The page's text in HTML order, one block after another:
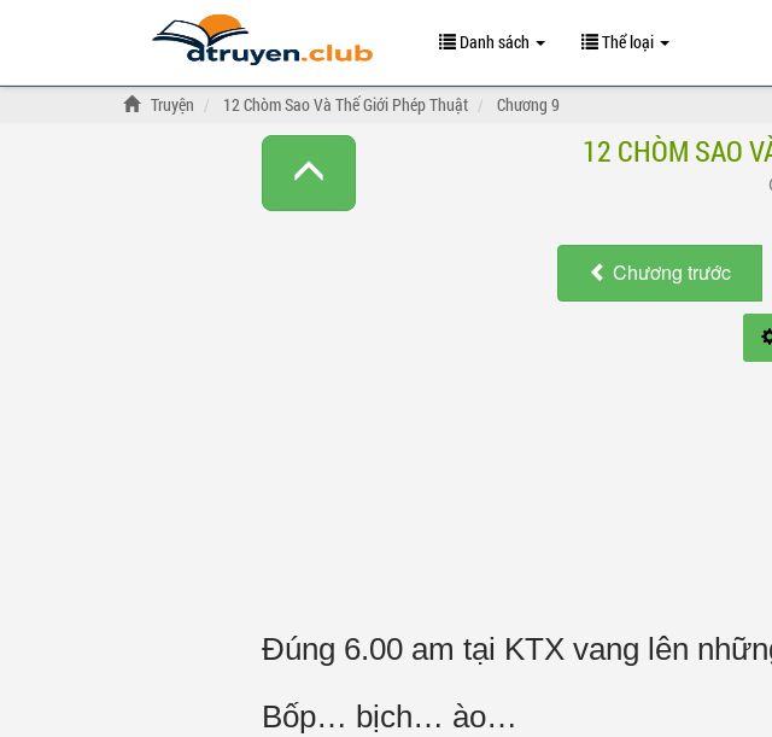
Danh sách Thể loại
Truyện 12 Chòm Sao Và Thế Giới Phép Thuật Chương 9
12 CHÒM SAO
Chương trước
Đúng 6.00 am tại KTX vang lên
Bốp… bịch… ào…